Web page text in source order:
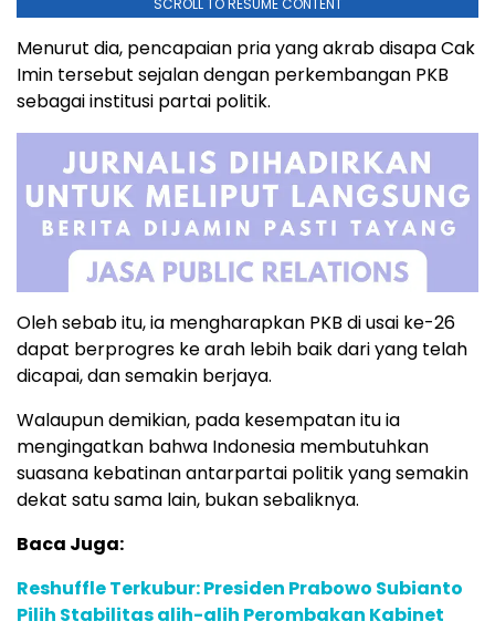
SCROLL TO RESUME CONTENT
Menurut dia, pencapaian pria yang akrab disapa Cak
Imin tersebut sejalan dengan perkembangan PKB
sebagai institusi partai politik.
Oleh sebab itu, ia mengharapkan PKB di usai ke-26
dapat berprogres ke arah lebih baik dari yang telah
dicapai, dan semakin berjaya.
Walaupun demikian, pada kesempatan itu ia
mengingatkan bahwa Indonesia membutuhkan
suasana kebatinan antarpartai politik yang semakin
dekat satu sama lain, bukan sebaliknya.
Baca Juga:
Reshuffle Terkubur: Presiden Prabowo Subianto
Pilih Stabilitas alih-alih Perombakan Kabinet